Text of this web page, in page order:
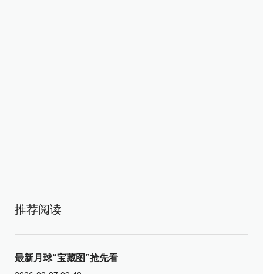
推荐阅读
最新月球“宝藏图”抢先看